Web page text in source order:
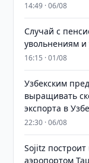
14:49 · 06/08
Случай с
увольнениям и
16:15 · 01/08
Узбекским
выращивать
экспорта в
22:30 · 06/08
Sojitz
аэропортом